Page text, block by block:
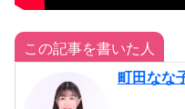
この記事を書いた人
町田なな